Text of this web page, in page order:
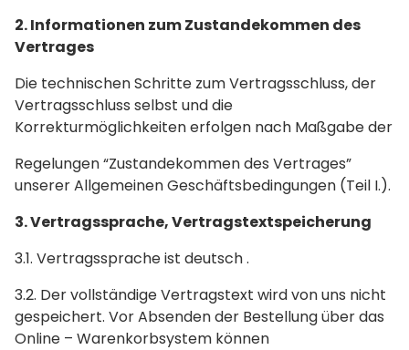
2. Informationen zum Zustandekommen des
Vertrages
Die technischen Schritte zum Vertragsschluss, der
Vertragsschluss selbst und die
Korrekturmöglichkeiten erfolgen nach Maßgabe der
Regelungen “Zustandekommen des Vertrages”
unserer Allgemeinen Geschäftsbedingungen (Teil I.).
3. Vertragssprache, Vertragstextspeicherung
3.1. Vertragssprache ist deutsch .
3.2. Der vollständige Vertragstext wird von uns nicht
gespeichert. Vor Absenden der Bestellung über das
Online – Warenkorbsystem können